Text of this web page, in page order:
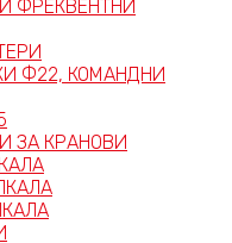
ФРЕКВЕНТНИ
Ф22, КОМАНДНИ
ЗА КРАНОВИ